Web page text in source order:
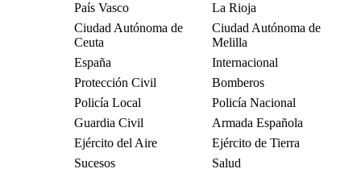
País Vasco
La Rioja
Ciudad Autónoma de
Ceuta
Ciudad Autónoma de
Melilla
España
Internacional
Protección Civil
Bomberos
Policía Local
Policía Nacional
Guardia Civil
Armada Española
Ejército del Aire
Ejército de Tierra
Sucesos
Salud